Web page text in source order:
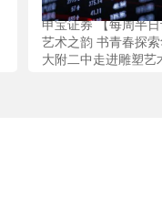
申宝证券 【每周半
艺术之韵 书青春探
大附二中走进雕塑艺